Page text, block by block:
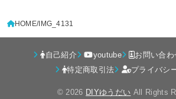
HOME IMG_4131
自己紹介 youtube お問い合わ
特定商取引法
プライバシ
© 2026 DIYゆうだい All Rights